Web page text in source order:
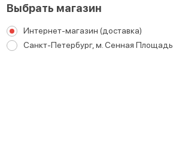
Выбрать магазин
Интернет-магазин (доставка)
Санкт-Петербург, м. Сенная Площадь